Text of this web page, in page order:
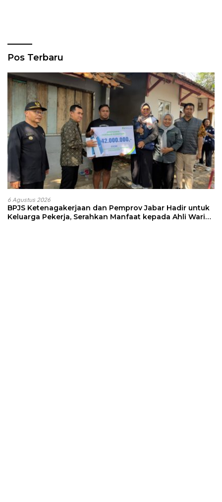
Pos Terbaru
6 Agustus 2026
BPJS Ketenagakerjaan dan Pemprov Jabar Hadir untuk
Keluarga Pekerja, Serahkan Manfaat kepada Ahli Waris